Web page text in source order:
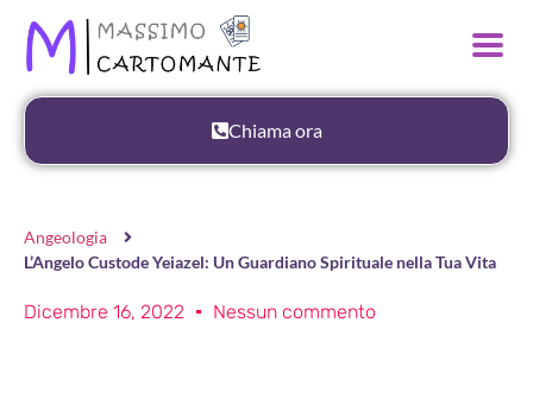
Chiama ora
Angeologia
L’Angelo Custode Yeiazel: Un Guardiano Spirituale nella Tua Vita
Dicembre 16, 2022 Nessun commento